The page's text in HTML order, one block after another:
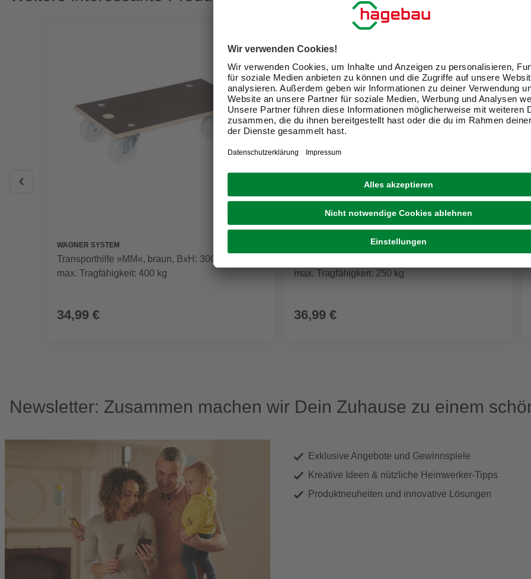
WAGNER SYSTEM
Transporthilfe »MM«, braun, BxH: 300 x 135 mm,
max. Tragfähigkeit: 400 kg
34,99 €
max. Tragfähigkeit: 250 kg
36,99 €
Newsletter: Zusammen machen wir Dein Zuhause zu einem
Exklusive Angebote und Gewinnspiele
Kreative Ideen & nützliche Heimwerker-Tipps
Produktneuheiten und innovative Lösungen